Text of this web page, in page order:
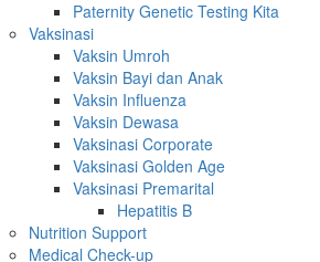
Paternity Genetic Testing Kita
Vaksinasi
Vaksin Umroh
Vaksin Bayi dan Anak
Vaksin Influenza
Vaksin Dewasa
Vaksinasi Corporate
Vaksinasi Golden Age
Vaksinasi Premarital
Hepatitis B
Nutrition Support
Medical Check-up